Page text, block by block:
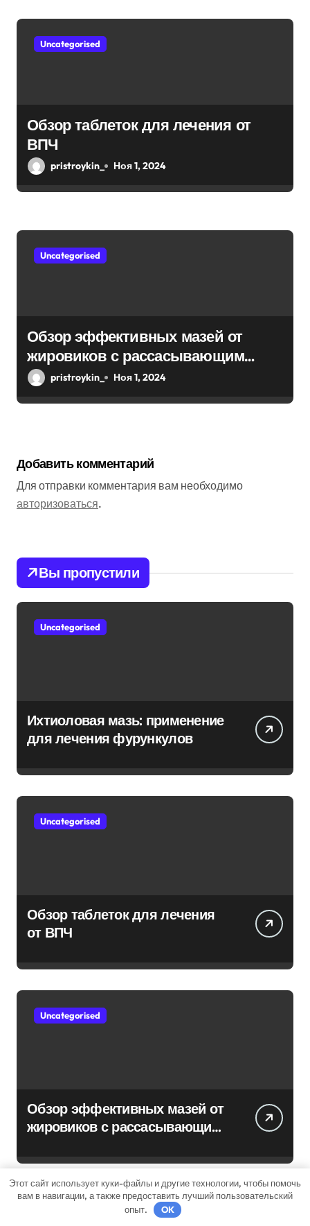
Uncategorised
Обзор таблеток для лечения от
ВПЧ
pristroykin_ Ноя 1, 2024
Uncategorised
Обзор эффективных мазей от
жировиков с рассасывающим
эффектом
pristroykin_ Ноя 1, 2024
Добавить комментарий
Для отправки комментария вам необходимо
авторизоваться.
Вы пропустили
Uncategorised
Ихтиоловая мазь: применение
для лечения фурункулов
Uncategorised
Обзор таблеток для лечения
от ВПЧ
Uncategorised
Обзор эффективных мазей от
жировиков с рассасывающим
Этот сайт использует куки-файлы и другие технологии, чтобы помочь
вам в навигации, а также предоставить лучший пользовательский
опыт.
OK